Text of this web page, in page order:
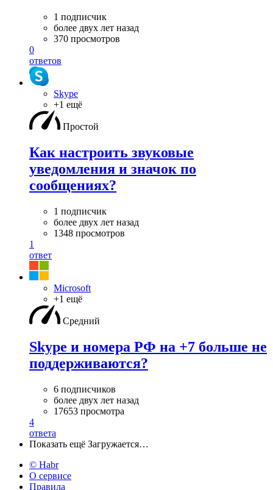
1 подписчик
более двух лет назад
370 просмотров
0
ответов
Skype
+1 ещё
Простой
Как настроить звуковые
уведомления и значок по
сообщениях?
1 подписчик
более двух лет назад
1348 просмотров
1
ответ
Microsoft
+1 ещё
Средний
Skype и номера РФ на +7 больше не
поддерживаются?
6 подписчиков
более двух лет назад
17653 просмотра
4
ответа
Показать ещё Загружается…
© Habr
О сервисе
Правила